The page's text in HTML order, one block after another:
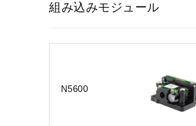
組み込みモジュール
N5600